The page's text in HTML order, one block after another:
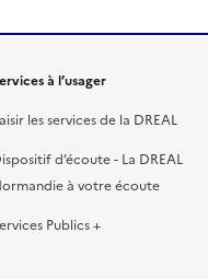
à l’usager
les services de la DREAL
d’écoute - La DREAL
à votre écoute
Publics +